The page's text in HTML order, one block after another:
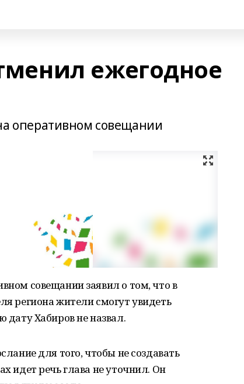
ежегодное
оперативном совещании
совещании заявил о том, что в
региона жители смогут увидеть
Хабиров не назвал.
для того, чтобы не создавать
идет речь глава не уточнил. Он